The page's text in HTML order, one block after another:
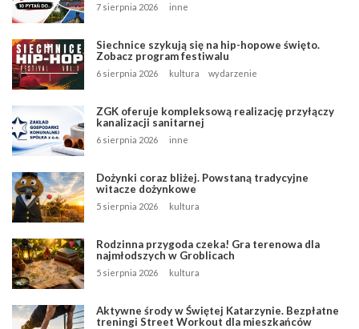
7 sierpnia 2026 inne
Siechnice szykują się na hip-hopowe święto.
Zobacz program festiwalu
6 sierpnia 2026 kultura wydarzenie
ZGK oferuje kompleksową realizację przyłączy
kanalizacji sanitarnej
6 sierpnia 2026 inne
Dożynki coraz bliżej. Powstaną tradycyjne
witacze dożynkowe
5 sierpnia 2026 kultura
Rodzinna przygoda czeka! Gra terenowa dla
najmłodszych w Groblicach
5 sierpnia 2026 kultura
Aktywne środy w Świętej Katarzynie. Bezpłatne
treningi Street Workout dla mieszkańców